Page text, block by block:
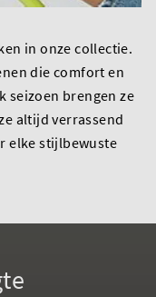
in onze collectie.
die comfort en
seizoen brengen ze
altijd verrassend
elke stijlbewuste